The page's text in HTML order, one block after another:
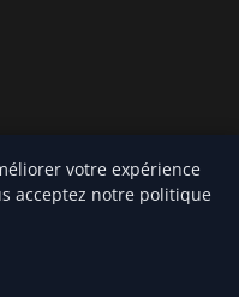
votre expérience
acceptez notre politique